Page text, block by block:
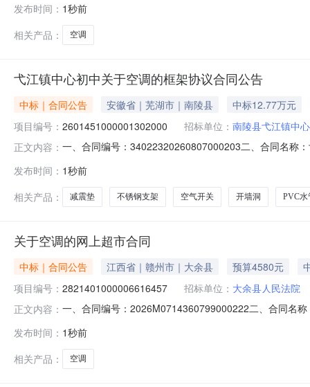
的要求：满足国家标准质量保证，质保期间维修响应速
关采购公告和采购文
发布时间： 1秒前
相关产品：
空调
弋江镇中心初中关于空调的框架协议合同公告
中标｜合同公告 安徽省｜芜湖市｜南陵县
中标12.77万元
项目编号： 2601451000001302000 招标单位： 南陵县弋江镇中
正文内容： 一、合同编号：34022320260807000203二、合同名称
徽省芜湖市南陵县安徽省芜湖市南陵县许镇镇国道路88
发布时间： 1秒前
相关产品：
减震垫 不锈钢支架 空气开关 开墙洞 PVC水
关于空调的网上超市合同
中标｜合同公告 江西省｜赣州市｜大余县 预算4580元
项目编号： 2821401000006616457 招标单位： 大余县人民法院
正文内容： 一、合同编号：2026M0714360799000222二、合同名
余县赣州市大余县南安镇胜利路156号联系方式：
发布时间： 1秒前
相关产品：
空调